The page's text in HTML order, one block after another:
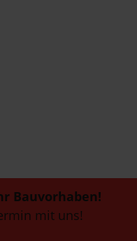
Bauvorhaben!
mit uns!